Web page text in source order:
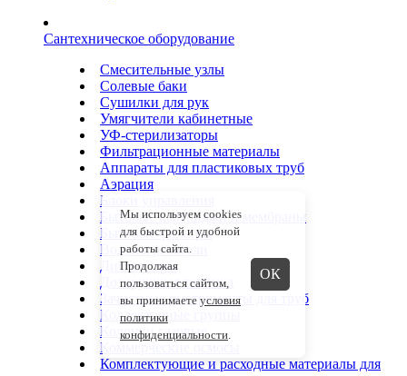
Сантехническое оборудование
Смесительные узлы
Солевые баки
Сушилки для рук
Умягчители кабинетные
УФ-стерилизаторы
Фильтрационные материалы
Аппараты для пластиковых труб
Аэрация
Блоки управления
Бытовые картриджи и мембраны
Бытовые фильтры
Водонагреватели
Диспенсеры
Дозирующая техника
Зачистные инструменты для труб
Коллекторные группы
Колонки газовые
Коммерческие осмосы
Комплектующие и расходные материалы для
Мы используем cookies
для быстрой и удобной
работы сайта.
Продолжая
пользоваться сайтом,
вы принимаете условия
политики
конфиденциальности.
ОК